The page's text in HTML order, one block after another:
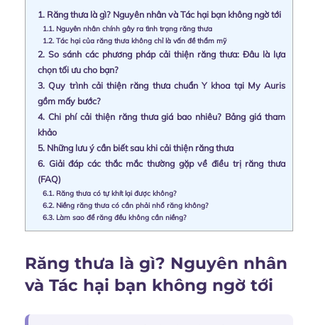
1. Răng thưa là gì? Nguyên nhân và Tác hại bạn không ngờ tới
1.1. Nguyên nhân chính gây ra tình trạng răng thưa
1.2. Tác hại của răng thưa không chỉ là vấn đề thẩm mỹ
2. So sánh các phương pháp cải thiện răng thưa: Đâu là lựa
chọn tối ưu cho bạn?
3. Quy trình cải thiện răng thưa chuẩn Y khoa tại My Auris
gồm mấy bước?
4. Chi phí cải thiện răng thưa giá bao nhiêu? Bảng giá tham
khảo
5. Những lưu ý cần biết sau khi cải thiện răng thưa
6. Giải đáp các thắc mắc thường gặp về điều trị răng thưa
(FAQ)
6.1. Răng thưa có tự khít lại được không?
6.2. Niềng răng thưa có cần phải nhổ răng không?
6.3. Làm sao để răng đều không cần niềng?
Răng thưa là gì? Nguyên nhân
và Tác hại bạn không ngờ tới